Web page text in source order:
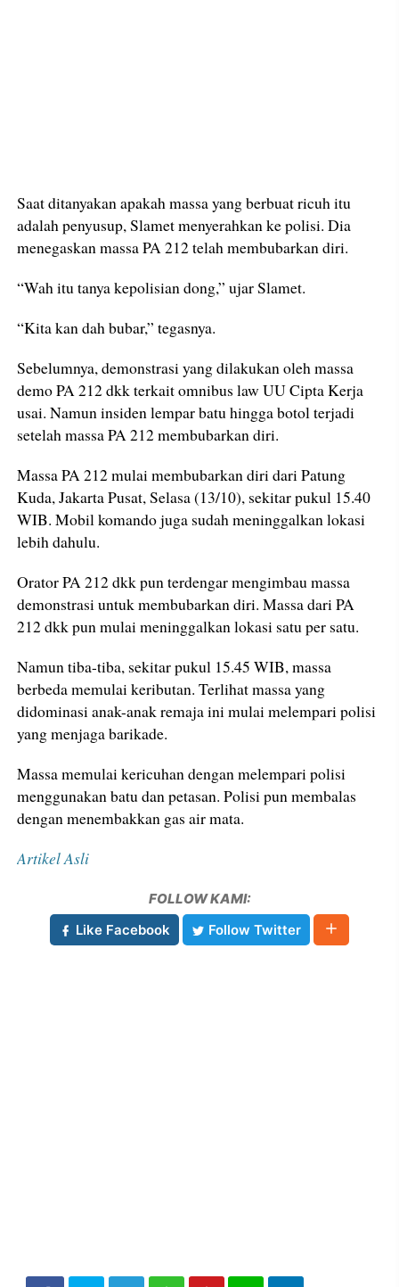
Saat ditanyakan apakah massa yang berbuat ricuh itu
adalah penyusup, Slamet menyerahkan ke polisi. Dia
menegaskan massa PA 212 telah membubarkan diri.
“Wah itu tanya kepolisian dong,” ujar Slamet.
“Kita kan dah bubar,” tegasnya.
Sebelumnya, demonstrasi yang dilakukan oleh massa
demo PA 212 dkk terkait omnibus law UU Cipta Kerja
usai. Namun insiden lempar batu hingga botol terjadi
setelah massa PA 212 membubarkan diri.
Massa PA 212 mulai membubarkan diri dari Patung
Kuda, Jakarta Pusat, Selasa (13/10), sekitar pukul 15.40
WIB. Mobil komando juga sudah meninggalkan lokasi
lebih dahulu.
Orator PA 212 dkk pun terdengar mengimbau massa
demonstrasi untuk membubarkan diri. Massa dari PA
212 dkk pun mulai meninggalkan lokasi satu per satu.
Namun tiba-tiba, sekitar pukul 15.45 WIB, massa
berbeda memulai keributan. Terlihat massa yang
didominasi anak-anak remaja ini mulai melempari polisi
yang menjaga barikade.
Massa memulai kericuhan dengan melempari polisi
menggunakan batu dan petasan. Polisi pun membalas
dengan menembakkan gas air mata.
Artikel Asli
FOLLOW KAMI:
Like Facebook
Follow Twitter